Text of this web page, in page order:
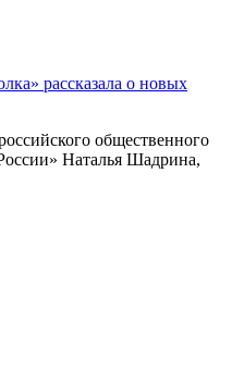
рассказала о новых
общественного
Наталья Шадрина,